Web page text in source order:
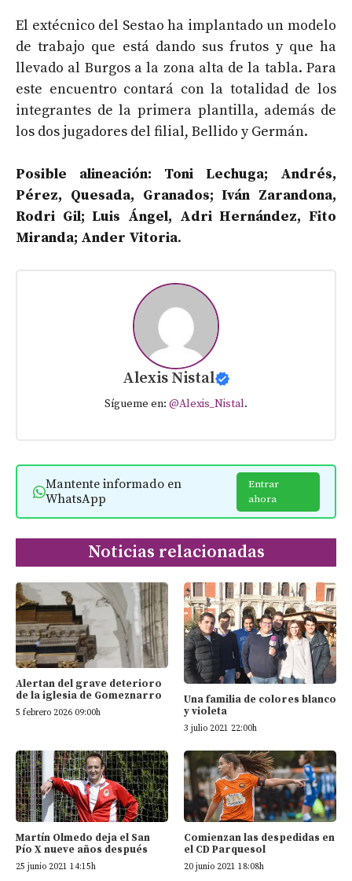
El extécnico del Sestao ha implantado un modelo
de trabajo que está dando sus frutos y que ha
llevado al Burgos a la zona alta de la tabla. Para
este encuentro contará con la totalidad de los
integrantes de la primera plantilla, además de
los dos jugadores del filial, Bellido y Germán.
Posible alineación: Toni Lechuga; Andrés,
Pérez, Quesada, Granados; Iván Zarandona,
Rodri Gil; Luis Ángel, Adri Hernández, Fito
Miranda; Ander Vitoria.
Alexis Nistal
Sígueme en: @Alexis_Nistal.
Mantente informado en
WhatsApp
Entrar
ahora
Noticias relacionadas
Alertan del grave deterioro
de la iglesia de Gomeznarro
5 febrero 2026 09:00h
Una familia de colores blanco
y violeta
3 julio 2021 22:00h
Martín Olmedo deja el San
Pío X nueve años después
25 junio 2021 14:15h
Comienzan las despedidas en
el CD Parquesol
20 junio 2021 18:08h